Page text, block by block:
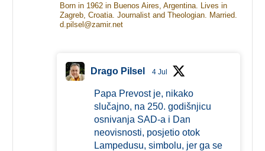
Born in 1962 in Buenos Aires, Argentina. Lives in
Zagreb, Croatia. Journalist and Theologian. Married.
d.pilsel@zamir.net
Drago Pilsel 4 Jul
Papa Prevost je, nikako
slučajno, na 250. godišnjicu
osnivanja SAD-a i Dan
neovisnosti, posjetio otok
Lampedusu, simbolu, jer ga se